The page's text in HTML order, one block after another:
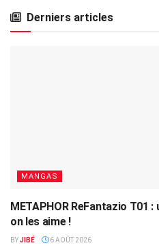
Derniers articles
MANGAS
METAPHOR ReFantazio T01
on les aime !
BYJIBÉ 6 AOÛT 2026